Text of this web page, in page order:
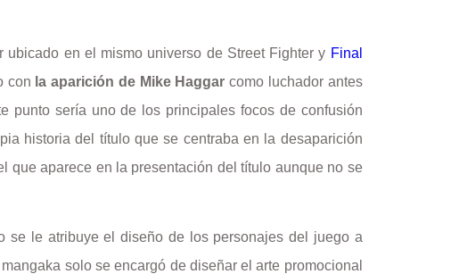
en el mismo universo de Street Fighter y Final
con la aparición de Mike Haggar como luchador antes
punto sería uno de los principales focos de confusión
historia del título que se centraba en la desaparición
que aparece en la presentación del título aunque no se
se le atribuye el diseño de los personajes del juego a
solo se encargó de diseñar el arte promocional